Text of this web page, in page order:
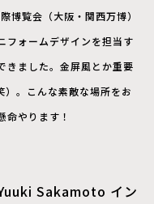
博覧会（大阪・関西万博）
フォームデザインを担当す
きました。金屏風とか重要
。
こんな素敵な場所をお
命やります！
Sakamoto イン